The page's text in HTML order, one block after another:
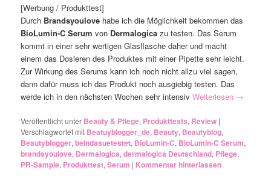
[Werbung / Produkttest]
Durch Brandsyoulove habe ich die Möglichkeit bekommen das
BioLumin-C Serum von Dermalogica zu testen. Das Serum
kommt in einer sehr wertigen Glasflasche daher und macht
einem das Dosieren des Produktes mit einer Pipette sehr leicht.
Zur Wirkung des Serums kann ich noch nicht allzu viel sagen,
dann dafür muss ich das Produkt noch ausgiebig testen. Das
werde ich in den nächsten Wochen sehr intensivWeiterlesen →
Veröffentlicht unter Beauty & Pflege, Produkttests, Review |
Verschlagwortet mit Beatuyblogger_de, Beauty, Beautyblog,
Beautyblogger,belndasuetestet, BioLumin-C, BioLumin-C Serum,
brandsyoulove, Dermalogica,dermalogica Deutschland, Pflege,
PR-Sample, Produkttest,Serum | Kommentar hinterlassen